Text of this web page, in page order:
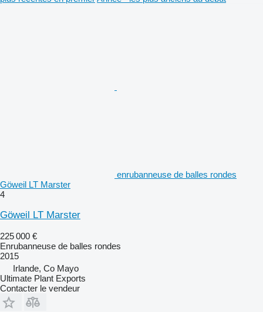
enrubanneuse de balles rondes
Göweil LT Marster
4
Göweil LT Marster
225 000 €
Enrubanneuse de balles rondes
2015
Irlande, Co Mayo
Ultimate Plant Exports
Contacter le vendeur